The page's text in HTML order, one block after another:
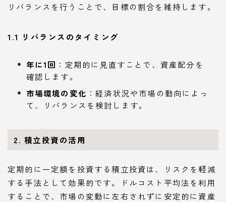
リバランスを行うことで、目標の割合を維持します。
1.1 リバランスのタイミング
年に1回 ：定期的に見直すことで、資産配分を
確認します。
市場環境の変化 ：経済状況や市場の動向によっ
て、リバランスを検討します。
2. 積立投資の活用
定期的に一定額を投資する積立投資は、リスクを軽減
する手法として効果的です。ドルコスト平均法を利用
することで、市場の変動に左右されずに安定的に資産